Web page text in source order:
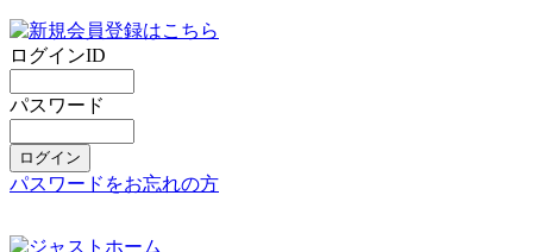
ログインID
パスワード
パスワードをお忘れの方